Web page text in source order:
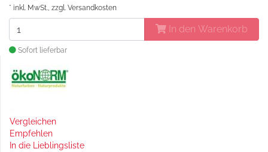
* inkl. MwSt., zzgl. Versandkosten
In den Warenkorb
Sofort lieferbar
Vergleichen
Empfehlen
In die Lieblingsliste